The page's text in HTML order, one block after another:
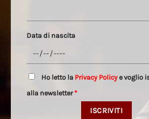
Data di nascita
Ho letto la Privacy Policye voglio
alla newsletter*